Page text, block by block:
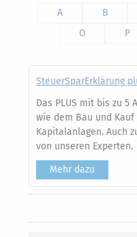
A
B
O
P
SteuerSparErklärung
Das PLUS mit bis zu
wie dem Bau und
Kapitalanlagen. Auch
von unseren Experten.
Mehr dazu